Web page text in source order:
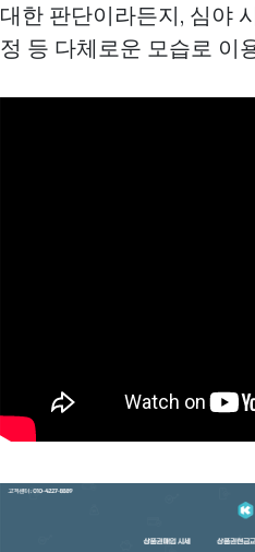
대한 판단이라든지, 심야
정 등 다체로운 모습로 이